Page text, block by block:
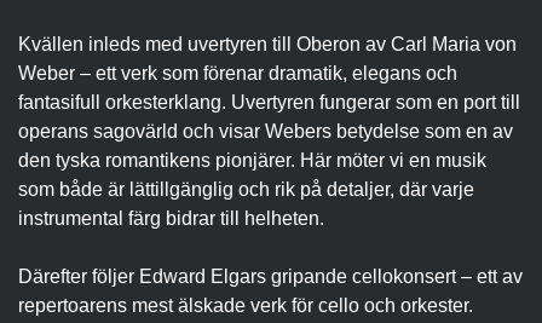
Kvällen inleds med uvertyren till Oberon av Carl Maria von
Weber – ett verk som förenar dramatik, elegans och
fantasifull orkesterklang. Uvertyren fungerar som en port till
operans sagovärld och visar Webers betydelse som en av
den tyska romantikens pionjärer. Här möter vi en musik
som både är lättillgänglig och rik på detaljer, där varje
instrumental färg bidrar till helheten.
Därefter följer Edward Elgars gripande cellokonsert – ett av
repertoarens mest älskade verk för cello och orkester.